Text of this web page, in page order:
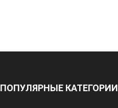
ПОПУЛЯРНЫЕ КАТЕГОРИИ